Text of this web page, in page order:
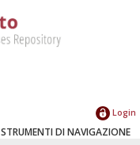
Login
STRUMENTI DI NAVIGAZIONE